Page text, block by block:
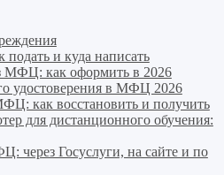
и куда написать
МФЦ: как оформить в 2026
удостоверения в МФЦ 2026
как восстановить и получить
для дистанционного обучения:
через Госуслуги, на сайте и по